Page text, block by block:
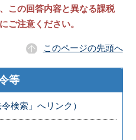
この回答内容と異なる課税
ご注意ください。
このページの先頭へ
等
検索」へリンク）